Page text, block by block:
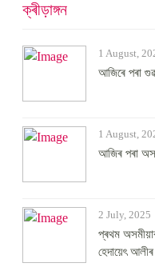
ক্ৰীড়াঙ্গন
1 August,
আজিৰে পৰা
1 August,
আজিৰ পৰা
2 July, 2025
প্ৰথম
হেদায়েৎ আলীৰ